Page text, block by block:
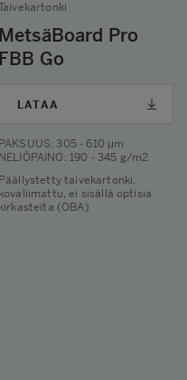
MetsäBoard Pro
FBB Go
LATAA
PAKSUUS: 305 - 610 μm
NELIÖPAINO : 190 - 345 g/m2
Päällystetty taivekartonki,
kovaliimattu, ei sisällä optisia
kirkasteita (OBA)